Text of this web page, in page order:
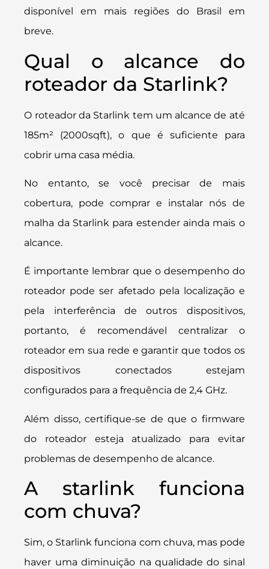
disponível em mais regiões do Brasil em
breve.
Qual o alcance do
roteador da Starlink?
O roteador da Starlink tem um alcance de até
185m² (2000sqft), o que é suficiente para
cobrir uma casa média.
No entanto, se você precisar de mais
cobertura, pode comprar e instalar nós de
malha da Starlink para estender ainda mais o
alcance.
É importante lembrar que o desempenho do
roteador pode ser afetado pela localização e
pela interferência de outros dispositivos,
portanto, é recomendável centralizar o
roteador em sua rede e garantir que todos os
dispositivos conectados estejam
configurados para a frequência de 2,4 GHz.
Além disso, certifique-se de que o firmware
do roteador esteja atualizado para evitar
problemas de desempenho de alcance.
A starlink funciona
com chuva?
Sim, o Starlink funciona com chuva, mas pode
haver uma diminuição na qualidade do sinal